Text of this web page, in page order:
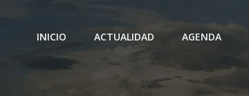
INICIO ACTUALIDAD AGENDA